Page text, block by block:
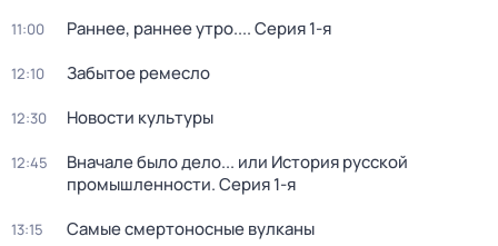
11:00 Раннее, раннее утро.... Серия 1-я
12:10 Забытое ремесло
12:30 Новости культуры
12:45
Вначале было дело... или История русской
промышленности. Серия 1-я
13:15 Самые смертоносные вулканы